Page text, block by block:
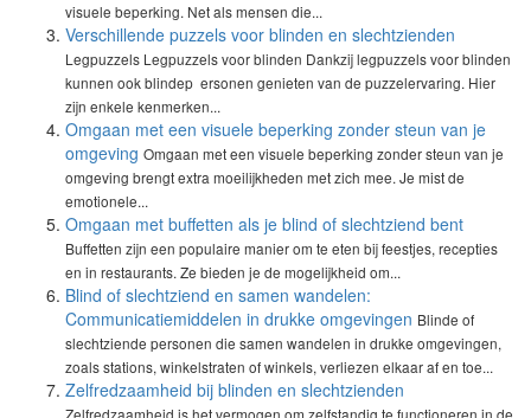
visuele beperking. Net als mensen die...
Verschillende puzzels voor blinden en slechtzienden
Legpuzzels Legpuzzels voor blinden Dankzij legpuzzels voor blinden
kunnen ook blindep ersonen genieten van de puzzelervaring. Hier
zijn enkele kenmerken...
Omgaan met een visuele beperking zonder steun van je
omgeving Omgaan met een visuele beperking zonder steun van je
omgeving brengt extra moeilijkheden met zich mee. Je mist de
emotionele...
Omgaan met buffetten als je blind of slechtziend bent
Buffetten zijn een populaire manier om te eten bij feestjes, recepties
en in restaurants. Ze bieden je de mogelijkheid om...
Blind of slechtziend en samen wandelen:
Communicatiemiddelen in drukke omgevingen Blinde of
slechtziende personen die samen wandelen in drukke omgevingen,
zoals stations, winkelstraten of winkels, verliezen elkaar af en toe...
Zelfredzaamheid bij blinden en slechtzienden
Zelfredzaamheid is het vermogen om zelfstandig te functioneren in de